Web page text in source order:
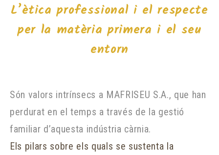
L’ètica professional i el respecte
per la matèria primera i el seu
entorn
Són valors intrínsecs a MAFRISEU S.A., que han
perdurat en el temps a través de la gestió
familiar d’aquesta indústria càrnia.
Els pilars sobre els quals se sustenta la